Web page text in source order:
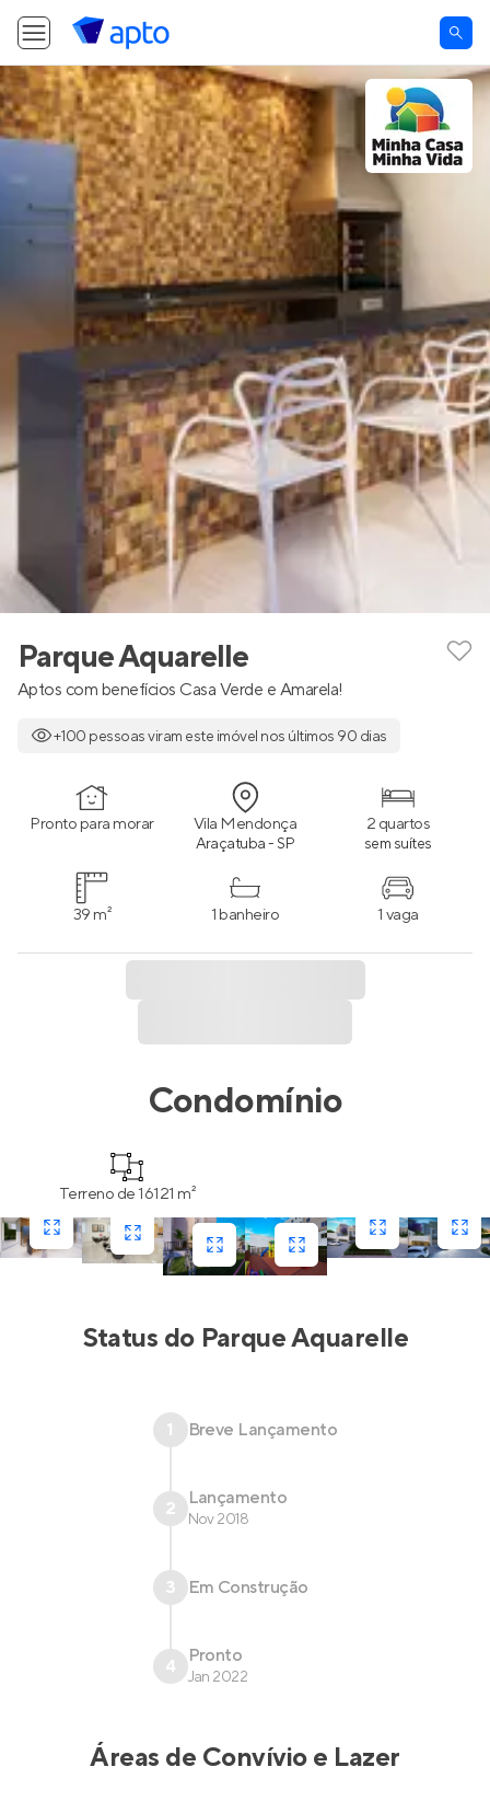
Parque Aquarelle
Aptos com benefícios Casa Verde e Amarela!
+100 pessoas viram este imóvel nos últimos 90 dias
Pronto para morar Vila Mendonça
Araçatuba - SP
2 quartos
sem suítes
39 m² 1 banheiro 1 vaga
Condomínio
Terreno de 16121 m²
Status do Parque Aquarelle
1 Breve Lançamento
2 Lançamento
Nov 2018
3 Em Construção
4 Pronto
Jan 2022
Áreas de Convívio e Lazer